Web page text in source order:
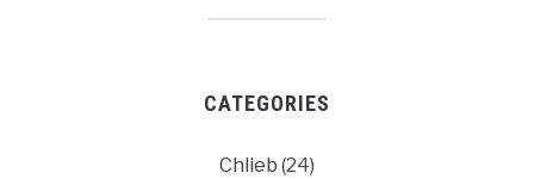
CATEGORIES
Chlieb (24)